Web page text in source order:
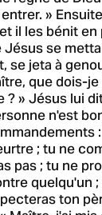
»
il les bénit en
Jésus se
se jeta à
que dois-
» Jésus lui
n'est
:
; tu ne
pas ; tu ne
quelqu'un
ton